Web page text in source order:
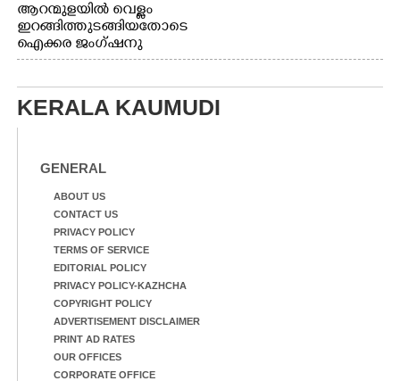
ആറന്മുളയിൽ വെള്ളം
ഇറങ്ങിത്തുടങ്ങിയതോടെ
ഐക്കര ജംഗ്ഷനു
സമീപം ആറന്മുള
ആറന്മുള തട്ടുകട കഴുകി
വൃത്തിയാക്കുന്നു.
ഇറങ്ങിപ്പോൾ
കാഴ്ച.രക്ഷാപ്രവർത്തന
ത്തിന് ഓച്ചിറ അഴിക്കലിൽ
KERALA KAUMUDI
GENERAL
ABOUT US
CONTACT US
PRIVACY POLICY
TERMS OF SERVICE
EDITORIAL POLICY
PRIVACY POLICY-KAZHCHA
COPYRIGHT POLICY
ADVERTISEMENT DISCLAIMER
PRINT AD RATES
OUR OFFICES
CORPORATE OFFICE